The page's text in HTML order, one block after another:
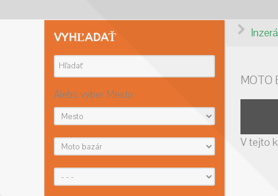
VYHĽADAŤ
Alebo vyber Mesto
MOTO
V tejto